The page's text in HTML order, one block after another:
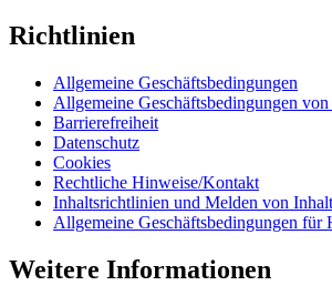
Richtlinien
Allgemeine Geschäftsbedingungen
Allgemeine Geschäftsbedingungen
Barrierefreiheit
Datenschutz
Cookies
Rechtliche Hinweise/Kontakt
Inhaltsrichtlinien und Melden von
Allgemeine Geschäftsbedingungen für
Weitere Informationen